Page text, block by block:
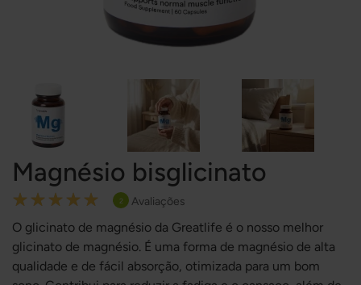
Magnésio bisglicinato
Rating:
100
% of100
2 Avaliações
O glicinato de magnésio da Greatlife é o nosso melhor
glicinato de magnésio. É uma forma de magnésio de alta
qualidade e de fácil absorção, otimizada para um bom